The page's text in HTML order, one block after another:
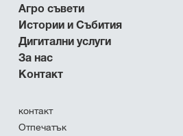
Агро съвети
Истории и Събития
Дигитални услуги
За нас
Контакт
контакт
Отпечатък